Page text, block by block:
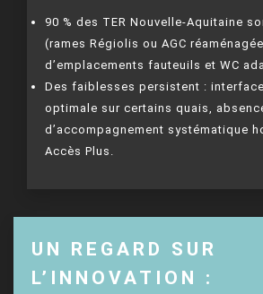
90 % des TER Nouvelle-Aquitaine
(rames Régiolis ou AGC
d’emplacements fauteuils et WC
Des faiblesses persistent :
optimale sur certains quais,
d’accompagnement systématique
Accès Plus.
UN REGARD SUR
L’INNOVATION :